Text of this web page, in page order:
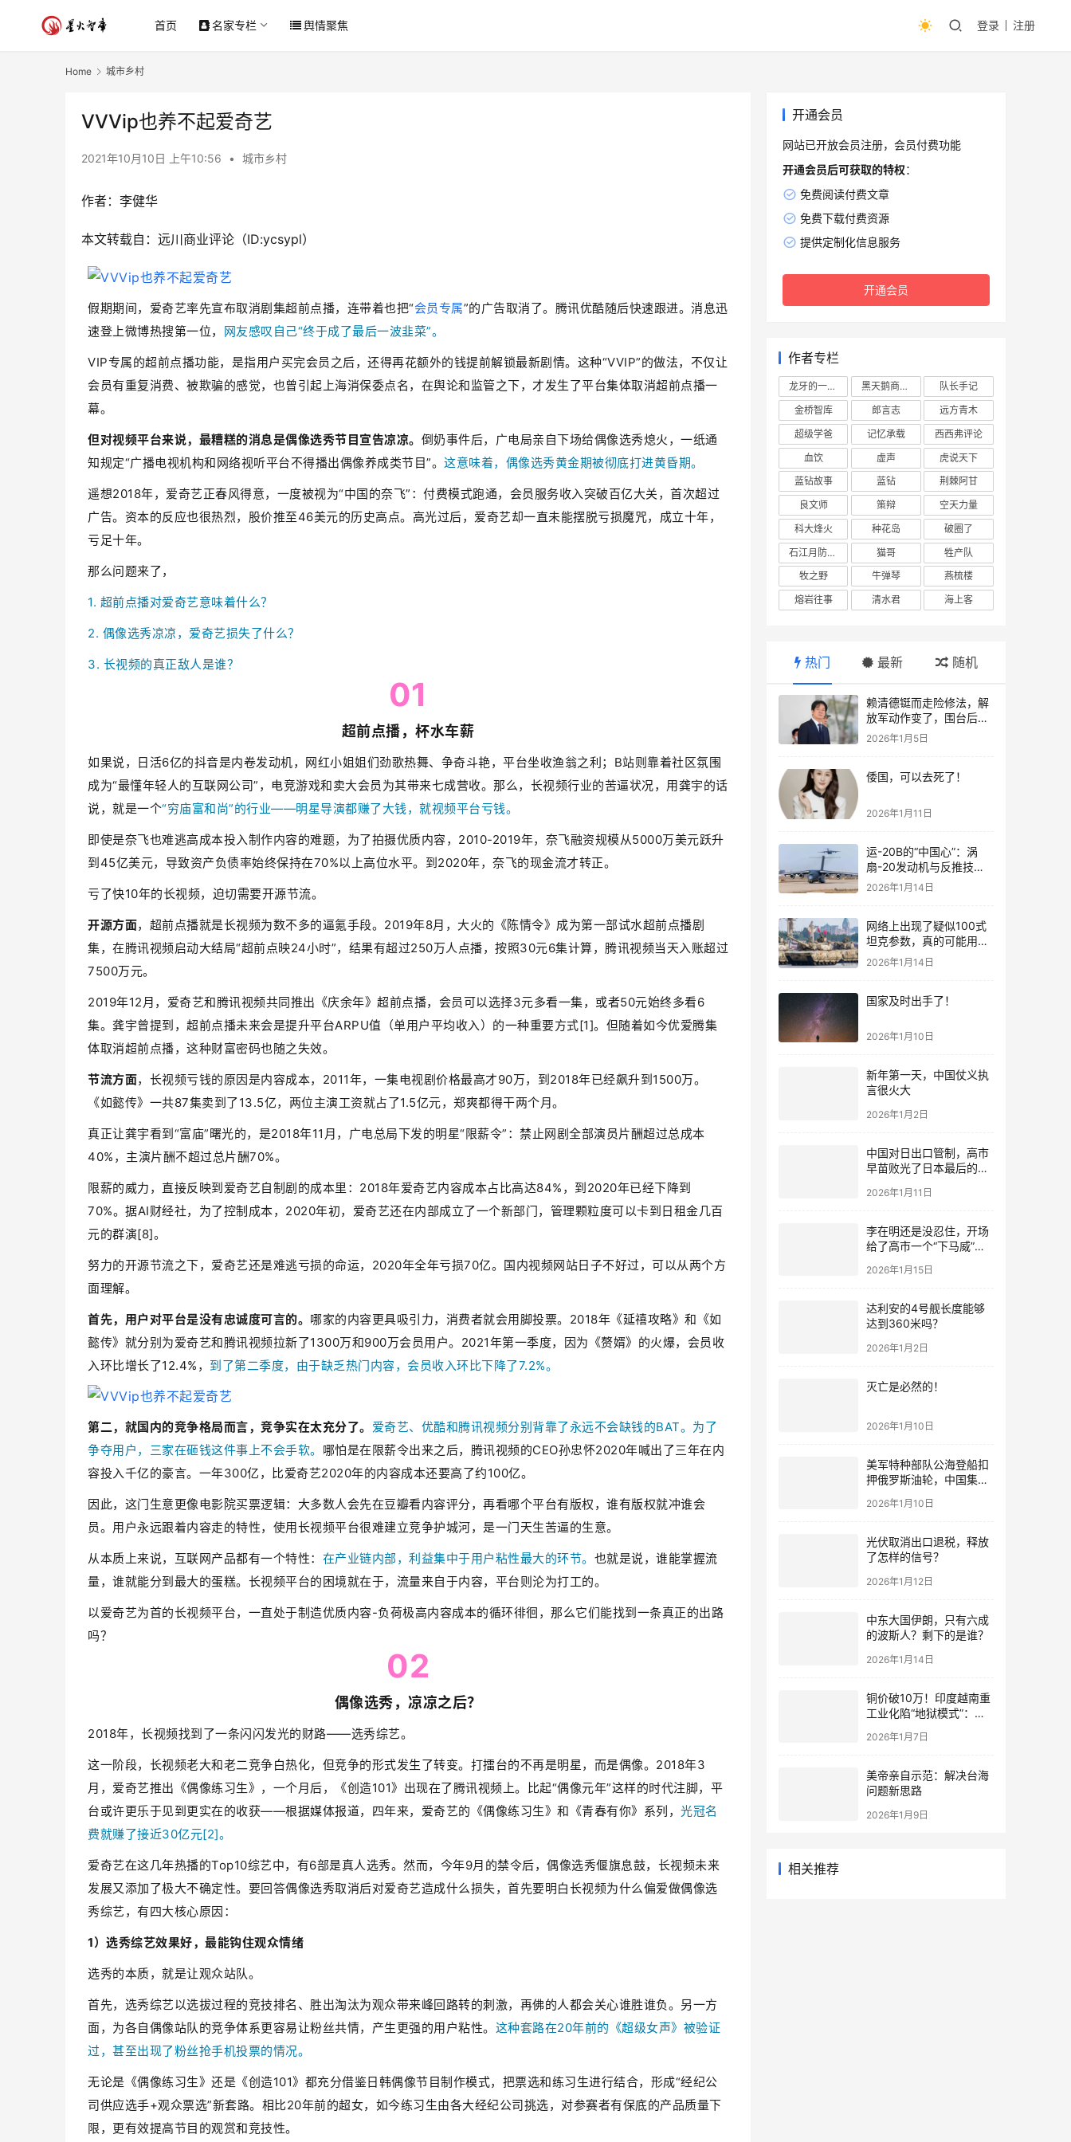
首页 名家专栏 舆情聚焦 登录 注册
Home 城市乡村
VVVip也养不起爱奇艺
2021年10月10日 上午10:56 • 城市乡村
作者：李健华
本文转载自：远川商业评论（ID:ycsypl）
假期期间，爱奇艺率先宣布取消剧集超前点播，连带着也把“会员专属”的广告取消了。腾讯优酷随后快速跟进。消息迅
速登上微博热搜第一位，
网友感叹自己“终于成了最后一波韭菜”。
VIP专属的超前点播功能，是指用户买完会员之后，还得再花额外的钱提前解锁最新剧情。这种“VVIP”的做法，不仅让
会员有重复消费、被欺骗的感觉，也曾引起上海消保委点名，在舆论和监管之下，才发生了平台集体取消超前点播一
幕。
但对视频平台来说，最糟糕的消息是偶像选秀节目宣告凉凉。 倒奶事件后，广电局亲自下场给偶像选秀熄火，一纸通
知规定“广播电视机构和网络视听平台不得播出偶像养成类节目”。 这意味着，偶像选秀黄金期被彻底打进黄昏期。
遥想2018年，爱奇艺正春风得意，一度被视为“中国的奈飞”：付费模式跑通，会员服务收入突破百亿大关，首次超过
广告。资本的反应也很热烈，股价推至46美元的历史高点。高光过后，爱奇艺却一直未能摆脱亏损魔咒，成立十年，
亏足十年。
那么问题来了，
1. 超前点播对爱奇艺意味着什么？
2. 偶像选秀凉凉，爱奇艺损失了什么？
3. 长视频的真正敌人是谁？
01
超前点播，杯水车薪
如果说，日活6亿的抖音是内卷发动机，网红小姐姐们劲歌热舞、争奇斗艳，平台坐收渔翁之利；B站则靠着社区氛围
成为“最懂年轻人的互联网公司”，电竞游戏和卖大会员为其带来七成营收。那么，长视频行业的苦逼状况，用龚宇的话
说，就是一个“穷庙富和尚”的行业——明星导演都赚了大钱，就视频平台亏钱。
即使是奈飞也难逃高成本投入制作内容的难题，为了拍摄优质内容，2010-2019年，奈飞融资规模从5000万美元跃升
到45亿美元，导致资产负债率始终保持在70%以上高位水平。到2020年，奈飞的现金流才转正。
亏了快10年的长视频，迫切需要开源节流。
开源方面，超前点播就是长视频为数不多的逼氪手段。2019年8月，大火的《陈情令》成为第一部试水超前点播剧
集，在腾讯视频启动大结局“超前点映24小时”，结果有超过250万人点播，按照30元6集计算，腾讯视频当天入账超过
7500万元。
2019年12月，爱奇艺和腾讯视频共同推出《庆余年》超前点播，会员可以选择3元多看一集，或者50元始终多看6
集。龚宇曾提到，超前点播未来会是提升平台ARPU值（单用户平均收入）的一种重要方式[1]。但随着如今优爱腾集
体取消超前点播，这种财富密码也随之失效。
节流方面，长视频亏钱的原因是内容成本，2011年，一集电视剧价格最高才90万，到2018年已经飙升到1500万。
《如懿传》一共87集卖到了13.5亿，两位主演工资就占了1.5亿元，郑爽都得干两个月。
真正让龚宇看到“富庙”曙光的，是2018年11月，广电总局下发的明星“限薪令”：禁止网剧全部演员片酬超过总成本
40%，主演片酬不超过总片酬70%。
限薪的威力，直接反映到爱奇艺自制剧的成本里：2018年爱奇艺内容成本占比高达84%，到2020年已经下降到
70%。据AI财经社，为了控制成本，2020年初，爱奇艺还在内部成立了一个新部门，管理颗粒度可以卡到日租金几百
元的群演[8]。
努力的开源节流之下，爱奇艺还是难逃亏损的命运，2020年全年亏损70亿。国内视频网站日子不好过，可以从两个方
面理解。
首先，用户对平台是没有忠诚度可言的。 哪家的内容更具吸引力，消费者就会用脚投票。2018年《延禧攻略》和《如
懿传》就分别为爱奇艺和腾讯视频拉新了1300万和900万会员用户。2021年第一季度，因为《赘婿》的火爆，会员收
入环比增长了12.4%， 到了第二季度，由于缺乏热门内容，会员收入环比下降了7.2%。
第二，就国内的竞争格局而言，竞争实在太充分了。 爱奇艺、优酷和腾讯视频分别背靠了永远不会缺钱的BAT。为了
争夺用户，三家在砸钱这件事上不会手软。 哪怕是在限薪令出来之后，腾讯视频的CEO孙忠怀2020年喊出了三年在内
容投入千亿的豪言。一年300亿，比爱奇艺2020年的内容成本还要高了约100亿。
因此，这门生意更像电影院买票逻辑：大多数人会先在豆瓣看内容评分，再看哪个平台有版权，谁有版权就冲谁会
员。用户永远跟着内容走的特性，使用长视频平台很难建立竞争护城河，是一门天生苦逼的生意。
从本质上来说，互联网产品都有一个特性： 在产业链内部，利益集中于用户粘性最大的环节。 也就是说，谁能掌握流
量，谁就能分到最大的蛋糕。长视频平台的困境就在于，流量来自于内容，平台则沦为打工的。
以爱奇艺为首的长视频平台，一直处于制造优质内容-负荷极高内容成本的循环徘徊，那么它们能找到一条真正的出路
吗？
02
偶像选秀，凉凉之后？
2018年，长视频找到了一条闪闪发光的财路——选秀综艺。
这一阶段，长视频老大和老二竞争白热化，但竞争的形式发生了转变。打擂台的不再是明星，而是偶像。2018年3
月，爱奇艺推出《偶像练习生》，一个月后，《创造101》出现在了腾讯视频上。比起“偶像元年”这样的时代注脚，平
台或许更乐于见到更实在的收获——根据媒体报道，四年来，爱奇艺的《偶像练习生》和《青春有你》系列， 光冠名
费就赚了接近30亿元[2]。
爱奇艺在这几年热播的Top10综艺中，有6部是真人选秀。然而，今年9月的禁令后，偶像选秀偃旗息鼓，长视频未来
发展又添加了极大不确定性。要回答偶像选秀取消后对爱奇艺造成什么损失，首先要明白长视频为什么偏爱做偶像选
秀综艺，有四大核心原因：
1）选秀综艺效果好，最能钩住观众情绪
选秀的本质，就是让观众站队。
首先，选秀综艺以选拔过程的竞技排名、胜出淘汰为观众带来峰回路转的刺激，再佛的人都会关心谁胜谁负。另一方
面，为各自偶像站队的竞争体系更容易让粉丝共情，产生更强的用户粘性。 这种套路在20年前的《超级女声》被验证
过，甚至出现了粉丝抢手机投票的情况。
无论是《偶像练习生》还是《创造101》都充分借鉴日韩偶像节目制作模式，把票选和练习生进行结合，形成“经纪公
司供应选手+观众票选”新套路。相比20年前的超女，如今练习生由各大经纪公司挑选，对参赛者有保底的产品质量下
限，更有效提高节目的观赏和竞技性。
开通会员
网站已开放会员注册，会员付费功能
开通会员后可获取的特权：
免费阅读付费文章
免费下载付费资源
提供定制化信息服务
开通会员
作者专栏
龙牙的一座山 黑天鹅商业情报站
队长手记
金桥智库
郎言志
远方青木
超级学爸
记忆承载
西西弗评论
血饮
虚声
虎说天下
蓝钻故事
蓝钻
荆棘阿甘
良文师
策辩
空天力量
科大烽火
种花岛
破圈了
石江月防务观察
猫哥
牲产队
牧之野
牛弹琴
燕梳楼
熔岩往事
清水君 海上客
热门 最新 随机
赖清德铤而走险修法，解
放军动作变了，围台后的
“真正杀招”曝光
2026年1月5日
倭国，可以去死了！
2026年1月11日
运-20B的“中国心”：涡
扇-20发动机与反推技术
大突破！
2026年1月14日
网络上出现了疑似100式
坦克参数，真的可能用了
钛合金装甲！
2026年1月14日
国家及时出手了！
2026年1月10日
新年第一天，中国仗义执
言很火大
2026年1月2日
中国对日出口管制，高市
早苗败光了日本最后的国
2026年1月11日
李在明还是没忍住，开场
给了高市一个“下马威”，
2026年1月15日
达利安的4号舰长度能够
达到360米吗？
2026年1月2日
灭亡是必然的！
2026年1月10日
美军特种部队公海登船扣
押俄罗斯油轮，中国集装
2026年1月10日
光伏取消出口退税，释放
了怎样的信号？
2026年1月12日
中东大国伊朗，只有六成
的波斯人？剩下的是谁？
2026年1月14日
铜价破10万！印度越南重
工业化陷“地狱模式”：中
再也复刻不了
2026年1月7日
美帝亲自示范：解决台海
问题新思路
2026年1月9日
相关推荐